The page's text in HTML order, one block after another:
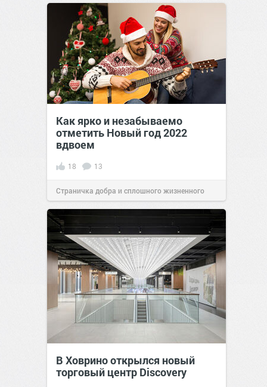
позитива!07:4030 апр 2025
Как ярко и незабываемо
отметить Новый год 2022
вдвоем
18 13
Страничка добра и сплошного жизненного
позитива!07:1527 дек 2021
В Ховрино открылся новый
торговый центр Discovery